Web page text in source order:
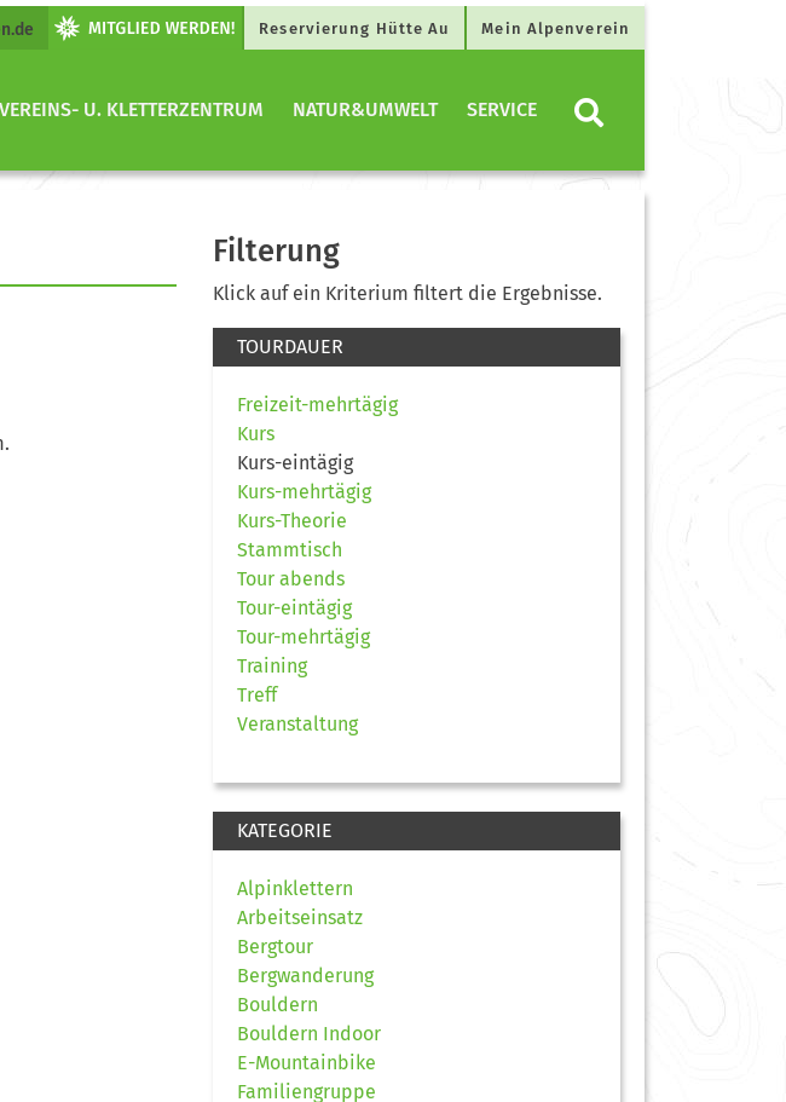
Reservierung Hütte Au Mein Alpenverein
VEREINS- U. KLETTERZENTRUM NATUR&UMWELT SERVICE
Filterung
Klick auf ein Kriterium filtert die Ergebnisse.
TOURDAUER
Freizeit-mehrtägig
Kurs
Kurs-eintägig
Kurs-mehrtägig
Kurs-Theorie
Stammtisch
Tour abends
Tour-eintägig
Tour-mehrtägig
Training
Treff
Veranstaltung
KATEGORIE
Alpinklettern
Arbeitseinsatz
Bergtour
Bergwanderung
Bouldern
Bouldern Indoor
E-Mountainbike
Familiengruppe